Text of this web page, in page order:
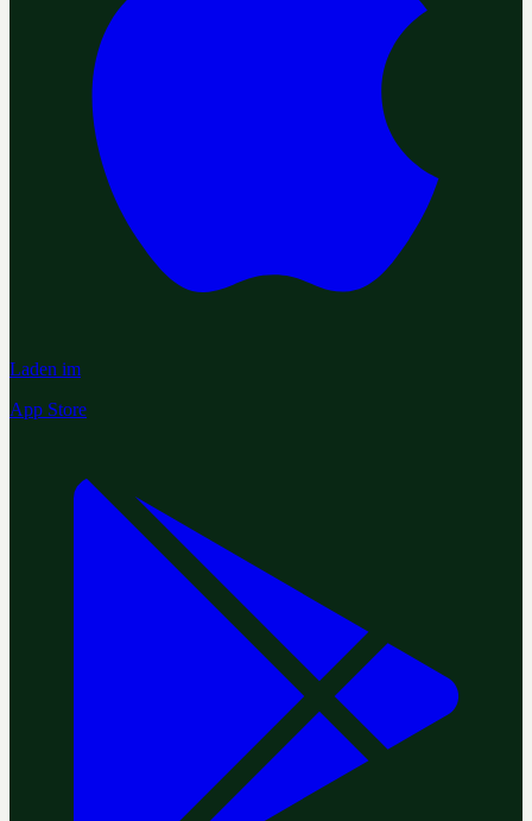
Laden im
App Store